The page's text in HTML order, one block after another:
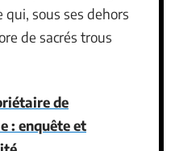
qui, sous ses dehors
de sacrés trous
de
: enquête et